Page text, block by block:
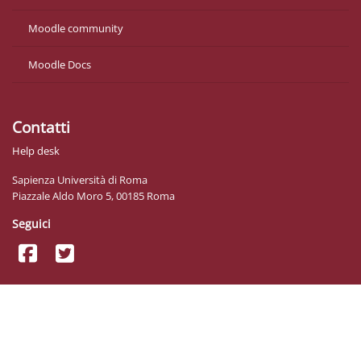
Moodle community
Moodle Docs
Contatti
Help desk
Sapienza Università di Roma
Piazzale Aldo Moro 5, 00185 Roma
Seguici